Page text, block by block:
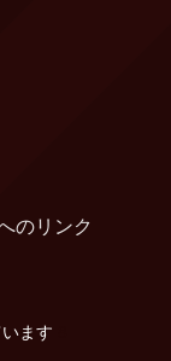
のリンク
ます